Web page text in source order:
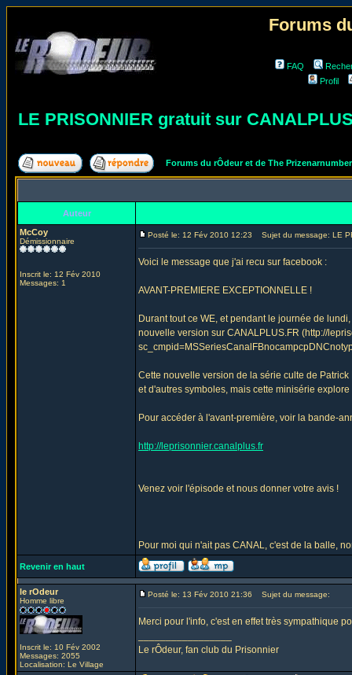
Forums
FAQ
Profil
LE PRISONNIER gratuit sur
Forums du rÔdeur et de The
Auteur
McCoy
Démissionnaire
Inscrit le: 12 Fév 2010
Messages: 1
Posté le: 12 Fév 2010 12:23 Sujet du message: LE
Voici le message que j'ai recu sur facebook :
AVANT-PREMIERE EXCEPTIONNELLE !
Durant tout ce WE, et pendant le journée de
nouvelle version sur CANALPLUS.FR (http://
Cette nouvelle version de la série culte de
et d'autres symboles, mais cette minisérie
Pour accéder à l'avant-première, voir la bande-
http://leprisonnier.canalplus.fr
Venez voir l'épisode et nous donner votre avis !
Pour moi qui n'ait pas CANAL, c'est de la balle,
Revenir en haut
le rOdeur
Homme libre
Inscrit le: 10 Fév 2002
Messages: 2055
Localisation: Le Village
Posté le: 13 Fév 2010 21:36 Sujet du message:
Merci pour l'info, c'est en effet très sympathique
Le rÔdeur, fan club du Prisonnier